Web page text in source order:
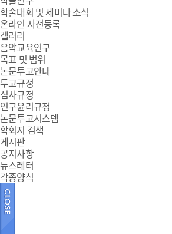
학술대회 및 세미나 소식
온라인 사전등록
갤러리
음악교육연구
목표 및 범위
논문투고안내
투고규정
심사규정
연구윤리규정
논문투고시스템
학회지 검색
게시판
공지사항
뉴스레터
각종양식